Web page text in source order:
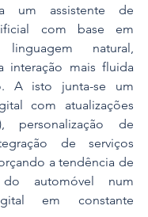
um assistente de
com base em
natural,
interação mais fluida
A isto junta-se um
com atualizações
personalização de
de serviços
a tendência de
do automóvel num
em constante